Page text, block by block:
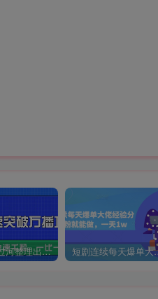
摸着石头过河整理出来的抖音快速突破万播攻略，简单高效，快速千粉！ 短剧连续每天